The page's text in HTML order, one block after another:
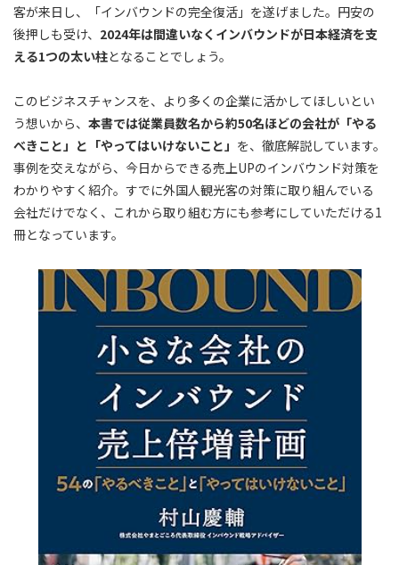
客が来日し、「インバウンドの完全復活」を遂げました。円安の
後押しも受け、 2024年は間違いなくインバウンドが日本経済を支
える1つの太い柱となることでしょう。
このビジネスチャンスを、より多くの企業に活かしてほしいとい
う想いから、 本書では従業員数名から約50名ほどの会社が「やる
べきこと」と「やってはいけないこと」 を、徹底解説しています。
事例を交えながら、今日からできる売上UPのインバウンド対策を
わかりやすく紹介。すでに外国人観光客の対策に取り組んでいる
会社だけでなく、これから取り組む方にも参考にしていただける1
冊となっています。